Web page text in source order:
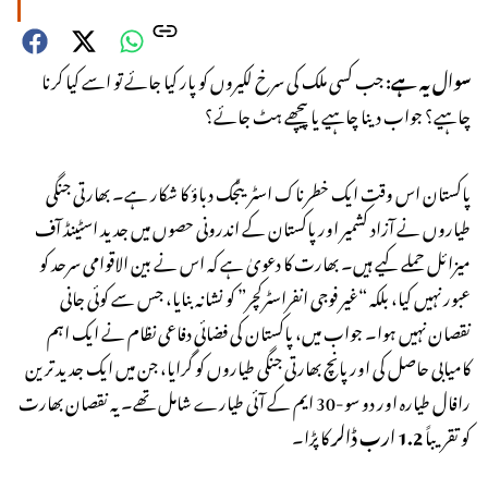
سوال یہ ہے:جب کسی ملک کی سرخ لکیروں کو پار کیا جائے تو اسے کیا کرنا
چاہیے؟ جواب دینا چاہیے یا پیچھے ہٹ جائے؟
پاکستان اس وقت ایک خطرناک اسٹریٹجک دباؤ کا شکار ہے۔ بھارتی جنگی
طیاروں نے آزاد کشمیر اور پاکستان کے اندرونی حصوں میں جدید اسٹینڈ آف
میزائل حملے کیے ہیں۔ بھارت کا دعویٰ ہے کہ اس نے بین الاقوامی سرحد کو
عبور نہیں کیا، بلکہ “غیر فوجی انفراسٹرکچر” کو نشانہ بنایا، جس سے کوئی جانی
نقصان نہیں ہوا۔ جواب میں، پاکستان کی فضائی دفاعی نظام نے ایک اہم
کامیابی حاصل کی اور پانچ بھارتی جنگی طیاروں کو گرایا، جن میں ایک جدید ترین
رافال طیارہ اور دو سو-30 ایم کے آئی طیارے شامل تھے۔ یہ نقصان بھارت
کو تقریباً1.2 ارب ڈالر
کا پڑا۔